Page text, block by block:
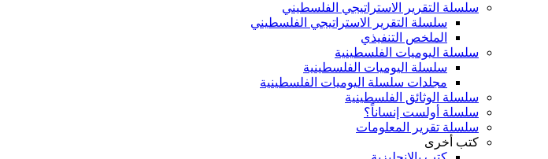
سلسلة التقرير الاستراتيجي الفلسطيني
سلسلة التقرير الاستراتيجي الفلسطيني
الملخص التنفيذي
سلسلة اليوميات الفلسطينية
سلسلة اليوميات الفلسطينية
مجلدات سلسلة اليوميات الفلسطينية
سلسلة الوثائق الفلسطينية
سلسلة أولست إنساناً؟
سلسلة تقرير المعلومات
كتب أخرى